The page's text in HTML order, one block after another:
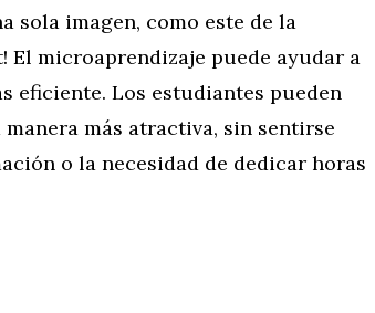
sola imagen, como este de la
El microaprendizaje puede ayudar a
eficiente. Los estudiantes pueden
más atractiva, sin sentirse
o la necesidad de dedicar horas